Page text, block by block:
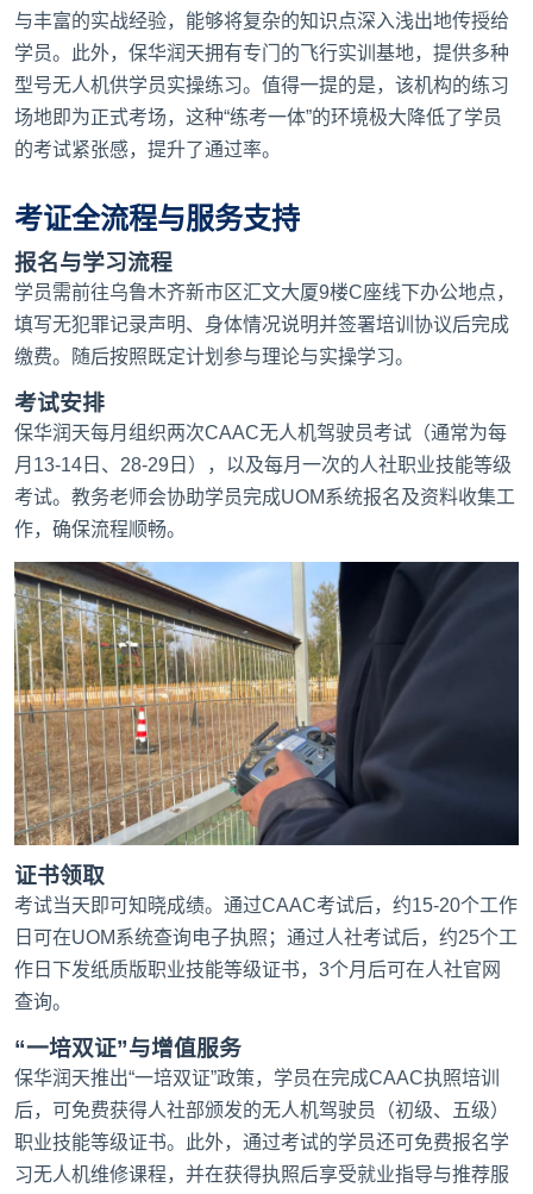
与丰富的实战经验，能够将复杂的知识点深入浅出地传授给
学员。此外，保华润天拥有专门的飞行实训基地，提供多种
型号无人机供学员实操练习。值得一提的是，该机构的练习
场地即为正式考场，这种“练考一体”的环境极大降低了学员
的考试紧张感，提升了通过率。
考证全流程与服务支持
报名与学习流程
学员需前往乌鲁木齐新市区汇文大厦9楼C座线下办公地点，
填写无犯罪记录声明、身体情况说明并签署培训协议后完成
缴费。随后按照既定计划参与理论与实操学习。
考试安排
保华润天每月组织两次CAAC无人机驾驶员考试（通常为每
月13-14日、28-29日），以及每月一次的人社职业技能等级
考试。教务老师会协助学员完成UOM系统报名及资料收集工
作，确保流程顺畅。
证书领取
考试当天即可知晓成绩。通过CAAC考试后，约15-20个工作
日可在UOM系统查询电子执照；通过人社考试后，约25个工
作日下发纸质版职业技能等级证书，3个月后可在人社官网
查询。
“一培双证”与增值服务
保华润天推出“一培双证”政策，学员在完成CAAC执照培训
后，可免费获得人社部颁发的无人机驾驶员（初级、五级）
职业技能等级证书。此外，通过考试的学员还可免费报名学
习无人机维修课程，并在获得执照后享受就业指导与推荐服